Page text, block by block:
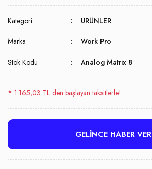
Kategori ÜRÜNLER
Marka Work Pro
Stok Kodu Analog Matrix 8
* 1.165,03 TL den başlayan taksitlerle!
GELİNCE HABER VER